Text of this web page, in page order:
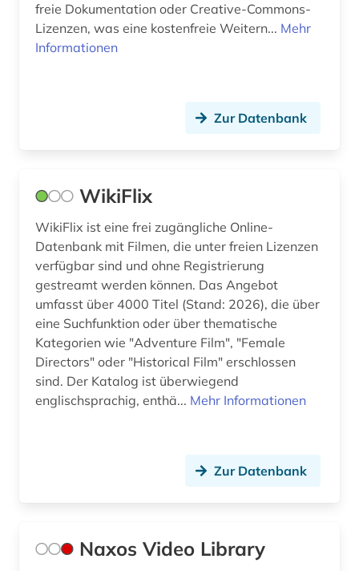
freie Dokumentation oder Creative-Commons-
Lizenzen, was eine kostenfreie Weitern... Mehr
Informationen
Zur Datenbank
WikiFlix
WikiFlix ist eine frei zugängliche Online-
Datenbank mit Filmen, die unter freien Lizenzen
verfügbar sind und ohne Registrierung
gestreamt werden können. Das Angebot
umfasst über 4000 Titel (Stand: 2026), die über
eine Suchfunktion oder über thematische
Kategorien wie "Adventure Film", "Female
Directors" oder "Historical Film" erschlossen
sind. Der Katalog ist überwiegend
englischsprachig, enthä... Mehr Informationen
Zur Datenbank
Naxos Video Library